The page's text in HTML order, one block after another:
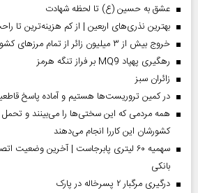
عشق به حسین (ع) تا لحظه شهادت
بهترین نذری‌های اربعین | از کم هزینه‌ترین تا
خروج بیش از ۳ میلیون زائر از تمام مرز‌های کشور
رهگیری پهپاد MQ9 بر فراز تنگه هرمز
‌زائران سبز
در کمین تروریست‌ها هستیم و آماده پاسخ
همه مردمی که این سختی‌ها را می‌بینند و تحمل
کشورشان این کاررا انجام می‌دهند
سهمیه ۶۰ لیتری پابرجاست | آخرین
بانکی
درگیری مرگبار ۲ پسرخاله در پارک